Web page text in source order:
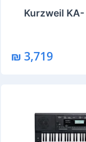
‏פסנתר חשמלי Kurzweil KA-
3,719 ₪